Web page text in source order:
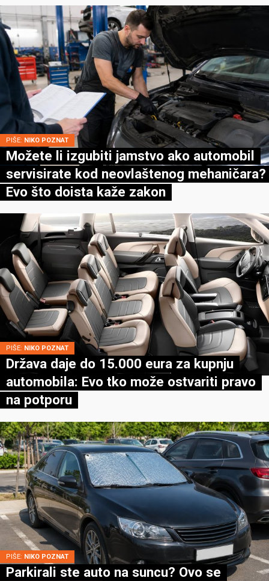
PIŠE: NIKO POZNAT
Možete li izgubiti jamstvo ako automobil
servisirate kod neovlaštenog mehaničara?
Evo što doista kaže zakon
PIŠE: NIKO POZNAT
Država daje do 15.000 eura za kupnju
automobila: Evo tko može ostvariti pravo
na potporu
PIŠE: NIKO POZNAT
Parkirali ste auto na suncu? Ovo se